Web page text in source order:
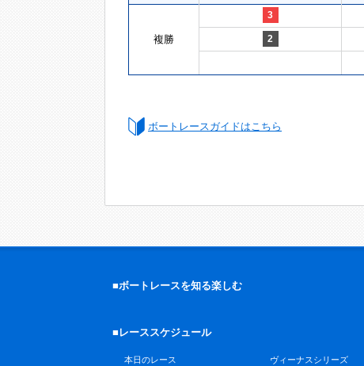
複勝
3
2
ボートレースガイドはこちら
■ボートレースを知る楽しむ
■レーススケジュール
本日のレース
ヴィーナスシリーズ